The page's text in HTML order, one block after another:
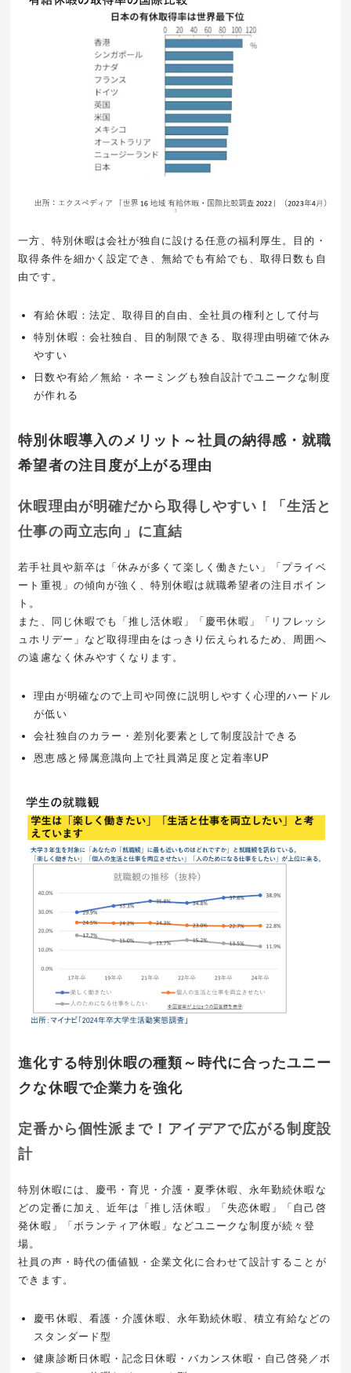
一方、特別休暇は会社が独自に設ける任意の福利厚生。目的・
取得条件を細かく設定でき、無給でも有給でも、取得日数も自
由です。
有給休暇：法定、取得目的自由、全社員の権利として付与
特別休暇：会社独自、目的制限できる、取得理由明確で休み
やすい
日数や有給／無給・ネーミングも独自設計でユニークな制度
が作れる
特別休暇導入のメリット～社員の納得感・就職
希望者の注目度が上がる理由
休暇理由が明確だから取得しやすい！「生活と
仕事の両立志向」に直結
若手社員や新卒は「休みが多くて楽しく働きたい」「プライベ
ート重視」の傾向が強く、特別休暇は就職希望者の注目ポイン
ト。
また、同じ休暇でも「推し活休暇」「慶弔休暇」「リフレッシ
ュホリデー」など取得理由をはっきり伝えられるため、周囲へ
の遠慮なく休みやすくなります。
理由が明確なので上司や同僚に説明しやすく心理的ハードル
が低い
会社独自のカラー・差別化要素として制度設計できる
恩恵感と帰属意識向上で社員満足度と定着率UP
進化する特別休暇の種類～時代に合ったユニー
クな休暇で企業力を強化
定番から個性派まで！アイデアで広がる制度設
計
特別休暇には、慶弔・育児・介護・夏季休暇、永年勤続休暇な
どの定番に加え、近年は「推し活休暇」「失恋休暇」「自己啓
発休暇」「ボランティア休暇」などユニークな制度が続々登
場。
社員の声・時代の価値観・企業文化に合わせて設計することが
できます。
慶弔休暇、看護・介護休暇、永年勤続休暇、積立有給などの
スタンダード型
健康診断日休暇・記念日休暇・バカンス休暇・自己啓発／ボ